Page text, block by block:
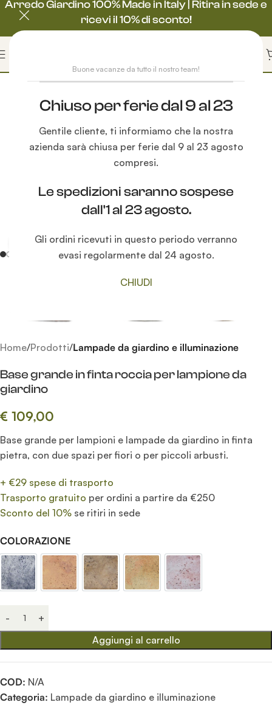
Buone vacanze da tutto il nostro team!
Chiuso per ferie dal 9 al 23
Gentile cliente, ti informiamo che la nostra
azienda sarà chiusa per ferie dal 9 al 23 agosto
compresi.
Le spedizioni saranno sospese
dall'1 al 23 agosto.
Gli ordini ricevuti in questo periodo verranno
evasi regolarmente dal 24 agosto.
CHIUDI
Arredo Giardino 100% Made in Italy | Ritira in sede e
ricevi il 10% di sconto!
Clicca per ingrandire
Home Prodotti Lampade da giardino e illuminazione
Base grande in finta roccia per lampione da
giardino
€ 109,00
Base grande per lampioni e lampade da giardino in finta
pietra, con due spazi per fiori o per piccoli arbusti.
+ €29 spese di trasporto
Trasporto gratuito per ordini a partire da €250
Sconto del 10% se ritiri in sede
COLORAZIONE
AntichizzatoMattone Old stonePietre del borgo
Rosa antico
Aggiungi al carrello
COD: N/A
Categoria: Lampade da giardino e illuminazione